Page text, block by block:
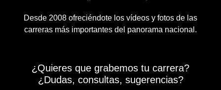
Desde 2008 ofreciéndote los vídeos y fotos de las
carreras más importantes del panorama nacional.
¿Quieres que grabemos tu carrera?
¿Dudas, consultas, sugerencias?